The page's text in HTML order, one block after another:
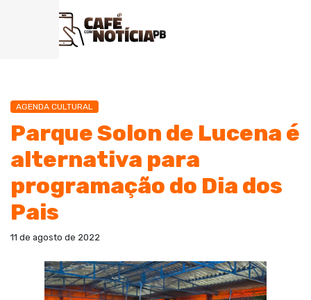
AGENDA CULTURAL
Parque Solon de Lucena é
alternativa para
programação do Dia dos
Pais
11 de agosto de 2022